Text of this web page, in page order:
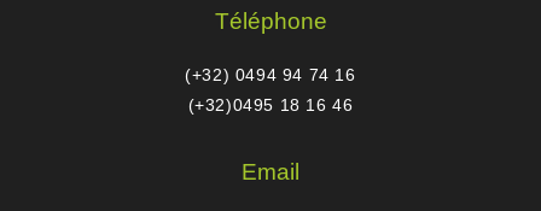
Téléphone
(+32) 0494 94 74 16
(+32)0495 18 16 46
Email